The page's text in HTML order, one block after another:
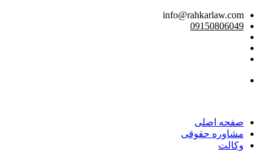
info@rahkarlaw.com
09150806049
صفحه اصلی
مشاوره حقوقی
وکالت